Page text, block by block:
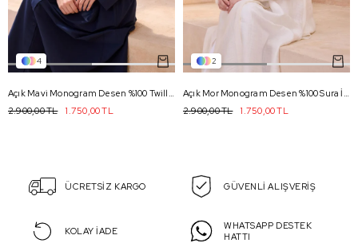
4
1.750,00 TL
2.900,00 TL
2
1.750,00 TL
2.900,00 TL
ÜCRETSİZ KARGO GÜVENLİ ALIŞVERİŞ
KOLAY İADE
WHATSAPP DESTEK
HATTI